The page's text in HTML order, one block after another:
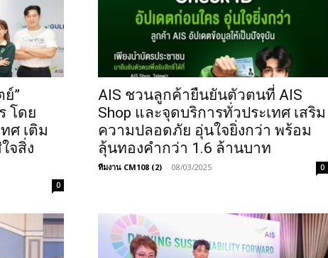
”
โดย
ศ เติม
จสิ่ง
0
AIS ชวนลูกค้ายืนยันตัวตนที่ AIS
Shop และจุดบริการทั่วประเทศ เสริม
ความปลอดภัย อุ่นใจยิ่งกว่า พร้อม
ลุ้นทองคำกว่า 1.6 ล้านบาท
ทีมงาน CM108 (2) - 08/03/2025 0